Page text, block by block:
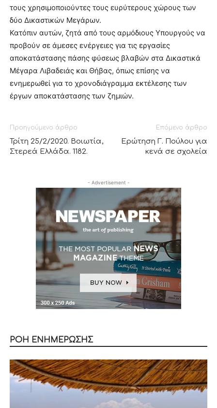
τους χρησιμοποιούντες τους ευρύτερους χώρους των
δύο Δικαστικών Μεγάρων.
Κατόπιν αυτών, ζητά από τους αρμόδιους Υπουργούς να
προβούν σε άμεσες ενέργειες για τις εργασίες
αποκατάστασης πάσης φύσεως βλαβών στα Δικαστικά
Μέγαρα Λιβαδειάς και Θήβας, όπως επίσης να
ενημερωθεί για το χρονοδιάγραμμα εκτέλεσης των
έργων αποκατάστασης των ζημιών.
Προηγούμενο άρθρο
Τρίτη 25/2/2020. Βοιωτία,
Στερεά Ελλάδα. 1182.
Επόμενο άρθρο
Ερώτηση Γ. Πούλου για
κενά σε σχολεία
- Advertisement -
ΡΟΗ ΕΝΗΜΕΡΩΣΗΣ